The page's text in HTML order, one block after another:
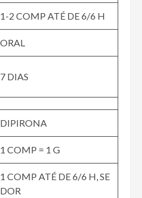
1-2 COMP ATÉ DE 6/6 H
ORAL
7 DIAS
DIPIRONA
1 COMP = 1 G
1 COMP ATÉ DE 6/6 H, SE
DOR